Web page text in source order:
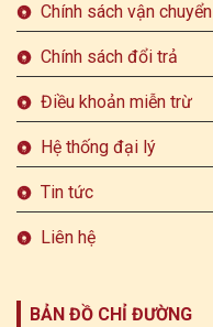
Chính sách vận chuyển
Chính sách đổi trả
Điều khoản miễn trừ
Hệ thống đại lý
Tin tức
Liên hệ
BẢN ĐỒ CHỈ ĐƯỜNG